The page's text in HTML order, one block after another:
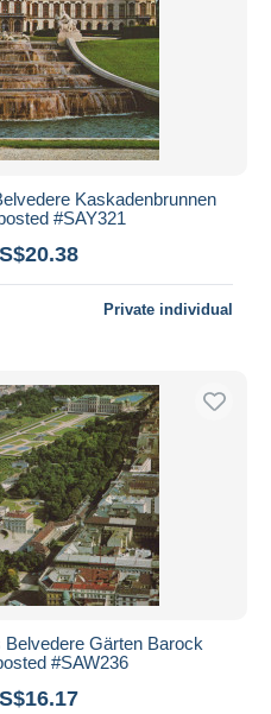
Kaskadenbrunnen
#SAY321
Private individual
Gärten Barock
#SAW236